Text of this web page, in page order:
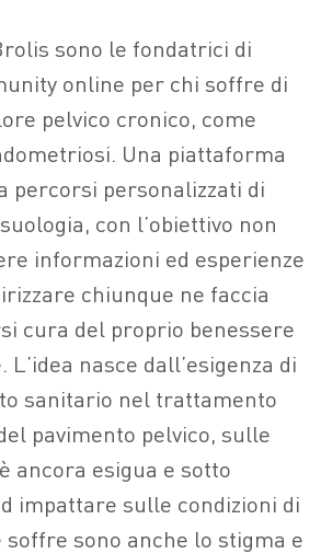
sono le fondatrici di
online per chi soffre di
pelvico cronico, come
Una piattaforma
percorsi personalizzati di
con l’obiettivo non
informazioni ed esperienze
chiunque ne faccia
cura del proprio benessere
nasce dall’esigenza di
sanitario nel trattamento
pavimento pelvico, sulle
ancora esigua e sotto
impattare sulle condizioni di
soffre sono anche lo stigma e